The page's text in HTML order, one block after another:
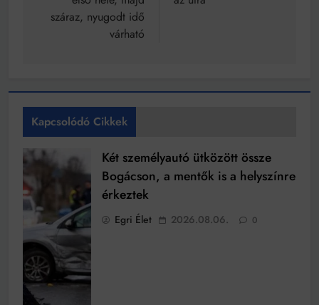
száraz, nyugodt idő
várható
Kapcsolódó Cikkek
Két személyautó ütközött össze
Bogácson, a mentők is a helyszínre
érkeztek
Egri Élet 2026.08.06. 0